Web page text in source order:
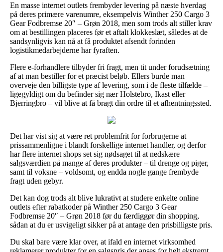
En masse internet outlets frembyder levering på næste hverdag
på deres primære varenumre, eksempelvis Winther 250 Cargo 3
Gear Fodbremse 20″ – Grøn 2018, men som trods alt stiller krav
om at bestillingen placeres før et aftalt klokkeslæt, således at de
sandsynligvis kan nå at få produktet afsendt forinden
logistikmedarbejderne har fyraften.
Flere e-forhandlere tilbyder fri fragt, men tit under forudsætning
af at man bestiller for et præcist beløb. Ellers burde man
overveje den billigste type af levering, som i de fleste tilfælde –
ligegyldigt om du befinder sig nær Holstebro, Ikast eller
Bjerringbro – vil blive at få bragt din ordre til et afhentningssted.
Det har vist sig at være ret problemfrit for forbrugerne at
prissammenligne i blandt forskellige internet handler, og derfor
har flere internet shops set sig nødsaget til at nedskære
salgsværdien på mange af deres produkter – til drenge og piger,
samt til voksne – voldsomt, og endda nogle gange frembyde
fragt uden gebyr.
Det kan dog trods alt blive lukrativt at studere enkelte online
outlets efter rabatkoder på Winther 250 Cargo 3 Gear
Fodbremse 20″ – Grøn 2018 før du færdiggør din shopping,
sådan at du er usvigeligt sikker på at antage den prisbilligste pris.
Du skal bare være klar over, at ifald en internet virksomhed